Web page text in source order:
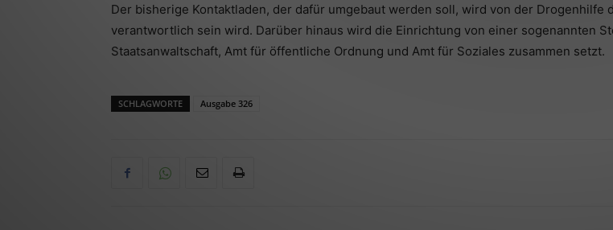
Der bisherige Kontaktladen, der dafür umgebaut werden soll, wird von der Drogenhilfe
verantwortlich sein wird. Darüber hinaus wird die Einrichtung von einer sogenannten
Staatsanwaltschaft, Amt für öffentliche Ordnung und Amt für Soziales zusammen setzt.
SCHLAGWORTE Ausgabe 326